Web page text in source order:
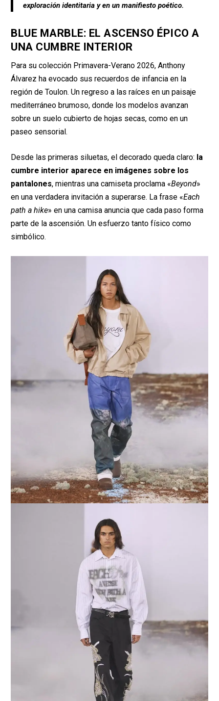
exploración identitaria y en un manifiesto poético.
BLUE MARBLE: EL ASCENSO ÉPICO A
UNA CUMBRE INTERIOR
Para su colección Primavera-Verano 2026, Anthony
Álvarez ha evocado sus recuerdos de infancia en la
región de Toulon. Un regreso a las raíces en un paisaje
mediterráneo brumoso, donde los modelos avanzan
sobre un suelo cubierto de hojas secas, como en un
paseo sensorial.
Desde las primeras siluetas, el decorado queda claro: la
cumbre interior aparece en imágenes sobre los
pantalones, mientras una camiseta proclama «Beyond»
en una verdadera invitación a superarse. La frase «Each
path a hike» en una camisa anuncia que cada paso forma
parte de la ascensión. Un esfuerzo tanto físico como
simbólico.